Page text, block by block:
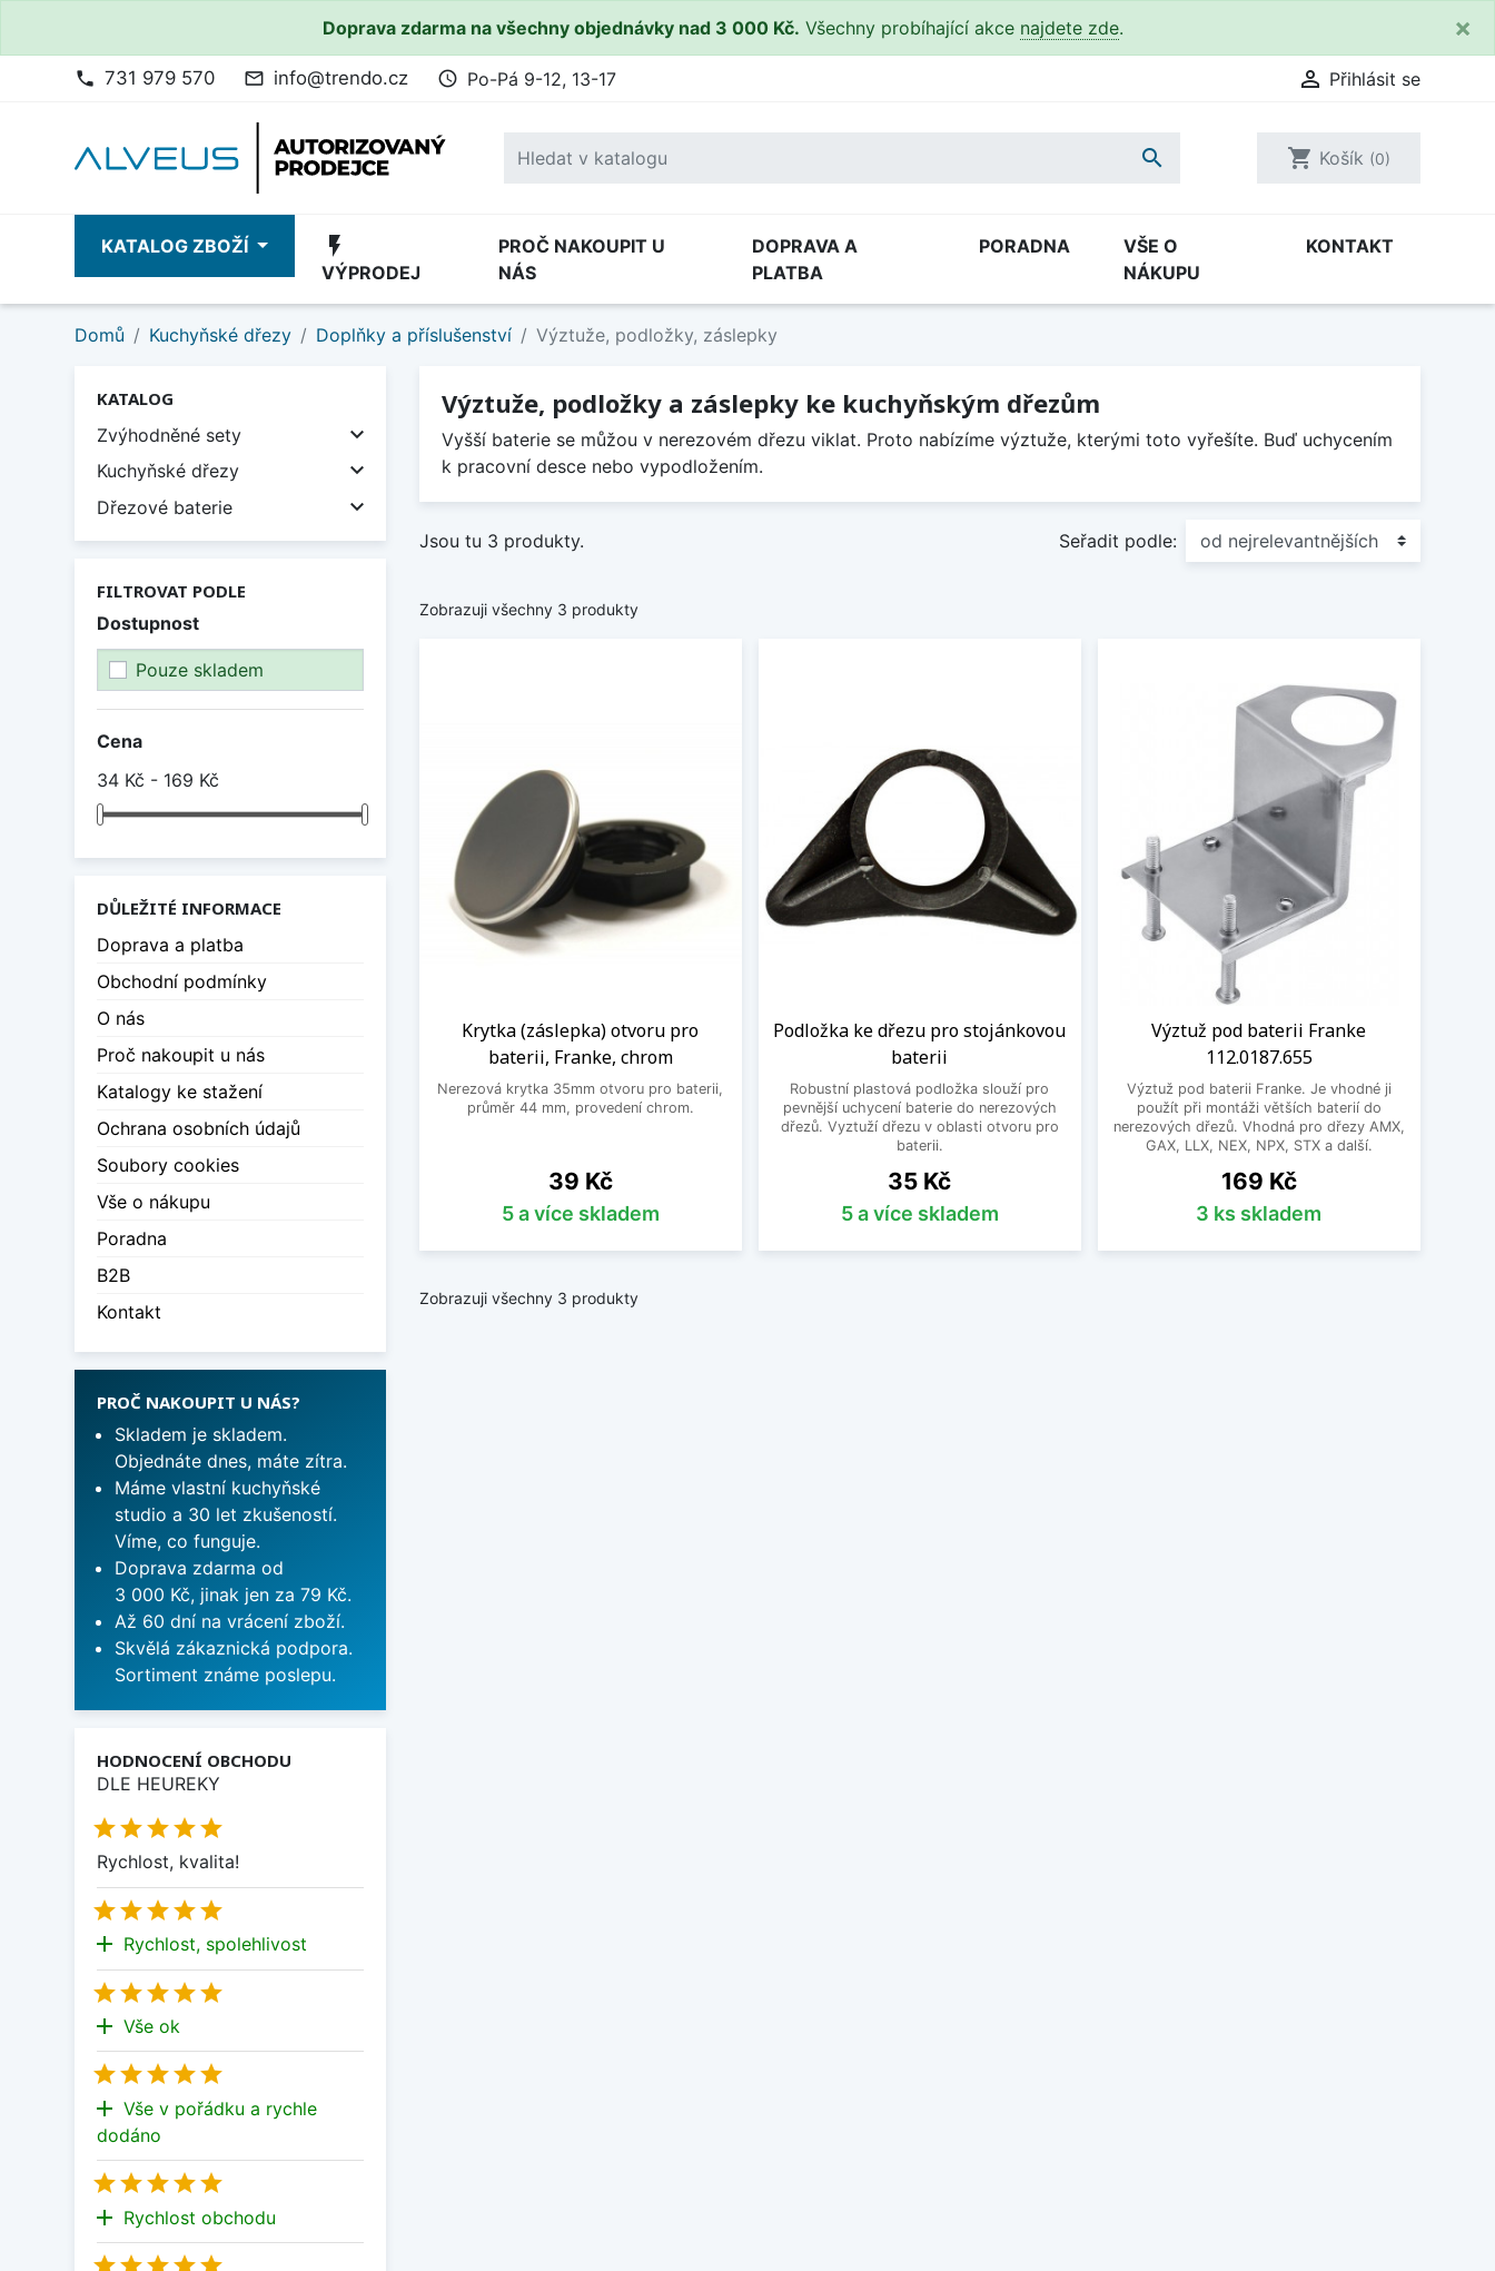
Doprava zdarma na všechny objednávky nad 3 000 Kč. Všechny probíhající akce najdete zde. ×
phone 731 979 570 mail_outline info@trendo.cz access_time Po-Pá 9-12, 13-17  Přihlásit se
 shopping_cart Košík (0)
KATALOG ZBOŽÍ flash_on
VÝPRODEJ
PROČ NAKOUPIT U
NÁS
DOPRAVA A
PLATBA
PORADNA
VŠE O
NÁKUPU
KONTAKT
Domů Kuchyňské dřezy Doplňky a příslušenství Výztuže, podložky, záslepky
KATALOG
Zvýhodněné sety

Kuchyňské dřezy 
Dřezové baterie 
FILTROVAT PODLE
Dostupnost
Pouze skladem
Cena
34 Kč - 169 Kč
DŮLEŽITÉ INFORMACE
Doprava a platba
Obchodní podmínky
O nás
Proč nakoupit u nás
Katalogy ke stažení
Ochrana osobních údajů
Soubory cookies
Vše o nákupu
Poradna
B2B
Kontakt
PROČ NAKOUPIT U NÁS?
Skladem je skladem.
Objednáte dnes, máte zítra.
Máme vlastní kuchyňské
studio a 30 let zkušeností.
Víme, co funguje.
Doprava zdarma od
3 000 Kč, jinak jen za 79 Kč.
Až 60 dní na vrácení zboží.
Skvělá zákaznická podpora.
Sortiment známe poslepu.
HODNOCENÍ OBCHODU
DLE HEUREKY

Rychlost, kvalita!

add Rychlost, spolehlivost

add Vše ok

add Vše v pořádku a rychle
dodáno

add Rychlost obchodu

Výztuže, podložky a záslepky ke kuchyňským dřezům
Vyšší baterie se můžou v nerezovém dřezu viklat. Proto nabízíme výztuže, kterými toto vyřešíte. Buď uchycením
k pracovní desce nebo vypodložením.
Jsou tu 3 produkty. Seřadit podle:
Zobrazuji všechny 3 produkty
Krytka (záslepka) otvoru pro
baterii, Franke, chrom
Nerezová krytka 35mm otvoru pro baterii,
průměr 44 mm, provedení chrom.
Cena
39 Kč
5 a více skladem
Podložka ke dřezu pro stojánkovou
baterii
Robustní plastová podložka slouží pro
pevnější uchycení baterie do nerezových
dřezů. Vyztuží dřezu v oblasti otvoru pro
baterii.
Cena
35 Kč
5 a více skladem
Výztuž pod baterii Franke
112.0187.655
Výztuž pod baterii Franke. Je vhodné ji
použít při montáži větších baterií do
nerezových dřezů. Vhodná pro dřezy AMX,
GAX, LLX, NEX, NPX, STX a další.
Cena
169 Kč
3 ks skladem
Zobrazuji všechny 3 produkty